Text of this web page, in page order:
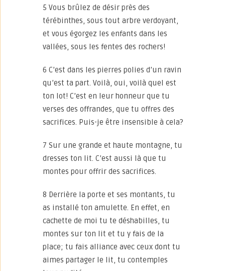
5 Vous brûlez de désir près des
térébinthes, sous tout arbre verdoyant,
et vous égorgez les enfants dans les
vallées, sous les fentes des rochers!
6 C’est dans les pierres polies d’un ravin
qu’est ta part. Voilà, oui, voilà quel est
ton lot! C’est en leur honneur que tu
verses des offrandes, que tu offres des
sacrifices. Puis-je être insensible à cela?
7 Sur une grande et haute montagne, tu
dresses ton lit. C’est aussi là que tu
montes pour offrir des sacrifices.
8 Derrière la porte et ses montants, tu
as installé ton amulette. En effet, en
cachette de moi tu te déshabilles, tu
montes sur ton lit et tu y fais de la
place; tu fais alliance avec ceux dont tu
aimes partager le lit, tu contemples